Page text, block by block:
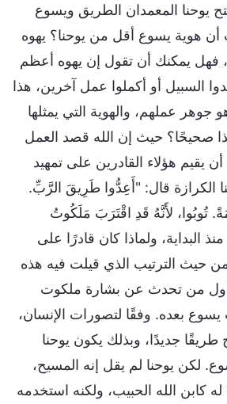
يوحنا المعمدان الطريق ويسوع
أن هوية يسوع أقل من يوحنا؟ يهوه
فهل يمكنك أن تقول إن يهوه أعظم
السبيل أو أكملوا عمل آخرين، هذا
جوهر عملهم، والهوية التي يمثلها
صحيحًا؟ حيث إن الله قصد العمل
يقيم هؤلاء القادرين على تمهيد
الكرازة قال: "أَعِدُّوا طَرِيقَ الرَّبِّ.
تُوبُوا، لأَنَّهُ قَدِ اقْتَرَبَ مَلَكُوتُ
البداية، ولماذا كان قادرًا على
حيث الترتيب الذي قيلت فيه هذه
أول من تحدث عن بشارة ملكوت
بعده. وفقًا لتصورات الإنسان،
جديدًا، وبذلك يكون يوحنا
لكن يوحنا لم يقل إنه المسيح،
كابن الله الحبيب، ولكنه استخدمه